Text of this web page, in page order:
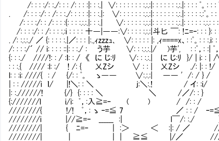
/: : : :/: :./: : : /: : : :|: : :.| ∨: : : : : : : :.:.:|: : : : : : :.:.|: : : : ﾟ。: : :
. /: : : :/: : /: : :./: : : : :|: : :.|: ∨: : : : : : :.:.:|: : : : : : :.:.|: : : : :.:ﾟ。
/: : : :/: : /: : : :{: : : :.:.:.|: : :.| ∨: : : : : :.:.:|: : : : : : :.:.|: : : : : :.:.:
/: : : :/: : /: : : :.:i : : : : 十―|――:∨: : : : :.:.:|斗匕 ￣: !ﾆ=‐: : :
. /: :.:.:./ ／ {: : : : :.|／: : : |:.,ｨzzzｭ､ ∨: : : : : |: ,ｨ====x、: :ﾟ。: :
/: : : :/´ // i: : : : ::|: : :./ :㌢ う芋㍉ ∨: : :.:.:.|/ )芋', ㍉: :ﾟ，: :|
{: : :./ ////!: : / :ｌ: : / 《 に じ:ﾘ ∨: : :.:.| に じ:ﾘ }/ | i: :
: : :.{ //// :l: :/ ! /: { 乂Zシ ∨ : : | 乂Zシ ./: |: : !/ }:
l: : :i: ////{ : / {/: : ﾟ。 ゝ―― ∨:.:.:| ―― ' /: / }
| : : /////i ｌ/ |!＼: : ＼ j:＼:.! / イ: :i/ :|///}
|: :.//////! {/} {: : : : ＼ ＼ /／/: : }
{:///////l i/i: ﾟ，:入≧=‐ ( ) / /: : /
////////{ !/! ﾟ，: ゝ ‐=≦ 7 ／ : : /
////////i |//≧=‐ ______ :| l￣/: :./
////////| { ﾆ=‐ | :＞ ＜ :|: / ／
////////| | | | ≧≦ |/／